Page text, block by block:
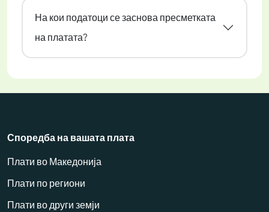
На кои податоци се заснова пресметката
на платата?
Споредба на вашата плата
Плати во Македонија
Плати по региони
Плати во други земји